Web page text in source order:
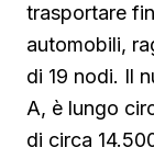
trasportare
automobili,
di 19 nodi. Il
A, è lungo
di circa